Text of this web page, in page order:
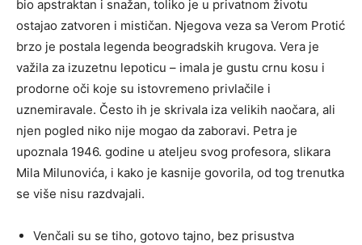
bio apstraktan i snažan, toliko je u privatnom životu
ostajao zatvoren i mističan. Njegova veza sa Verom Protić
brzo je postala legenda beogradskih krugova. Vera je
važila za izuzetnu lepoticu – imala je gustu crnu kosu i
prodorne oči koje su istovremeno privlačile i
uznemiravale. Često ih je skrivala iza velikih naočara, ali
njen pogled niko nije mogao da zaboravi. Petra je
upoznala 1946. godine u ateljeu svog profesora, slikara
Mila Milunovića, i kako je kasnije govorila, od tog trenutka
se više nisu razdvajali.
Venčali su se tiho, gotovo tajno, bez prisustva